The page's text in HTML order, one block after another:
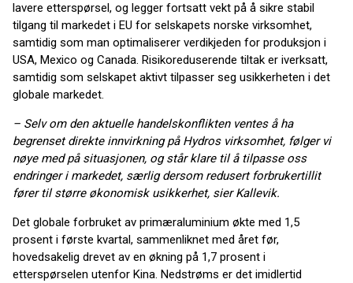
lavere etterspørsel, og legger fortsatt vekt på å sikre stabil
tilgang til markedet i EU for selskapets norske virksomhet,
samtidig som man optimaliserer verdikjeden for produksjon i
USA, Mexico og Canada. Risikoreduserende tiltak er iverksatt,
samtidig som selskapet aktivt tilpasser seg usikkerheten i det
globale markedet.
– Selv om den aktuelle handelskonflikten ventes å ha
begrenset direkte innvirkning på Hydros virksomhet, følger vi
nøye med på situasjonen, og står klare til å tilpasse oss
endringer i markedet, særlig dersom redusert forbrukertillit
fører til større økonomisk usikkerhet, sier Kallevik.
Det globale forbruket av primæraluminium økte med 1,5
prosent i første kvartal, sammenliknet med året før,
hovedsakelig drevet av en økning på 1,7 prosent i
etterspørselen utenfor Kina. Nedstrøms er det imidlertid